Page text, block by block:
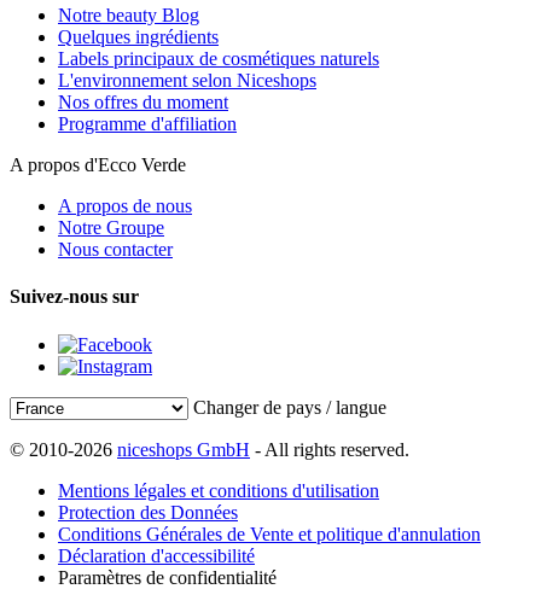
Notre beauty Blog
Quelques ingrédients
Labels principaux de cosmétiques naturels
L'environnement selon Niceshops
Nos offres du moment
Programme d'affiliation
A propos d'Ecco Verde
A propos de nous
Notre Groupe
Nous contacter
Suivez-nous sur
Changer de pays / langue
© 2010-2026 niceshops GmbH - All rights reserved.
Mentions légales et conditions d'utilisation
Protection des Données
Conditions Générales de Vente et politique d'annulation
Déclaration d'accessibilité
Paramètres de confidentialité